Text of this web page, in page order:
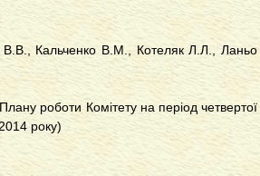
В.В., Кальченко В.М., Котеляк Л.Л., Ланьо
роботи Комітету на період четвертої
року)